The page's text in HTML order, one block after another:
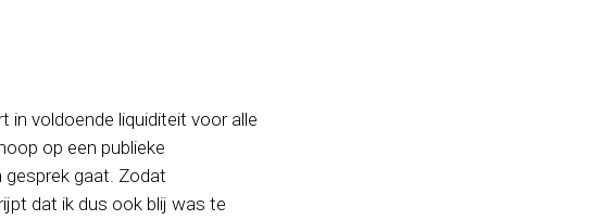
in voldoende liquiditeit voor alle
op een publieke
gesprek gaat. Zodat
dat ik dus ook blij was te